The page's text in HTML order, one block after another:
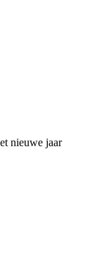
nieuwe jaar